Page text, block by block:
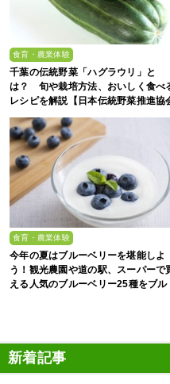
食育・農業体験
千葉の伝統野菜「ハグラウリ」と
は？ 旬や栽培方法、おいしく食べ
レシピを解説【日本伝統野菜推進協
食育・農業体験
今年の夏はブルーベリーを堪能しよ
う！観光農園や道の駅、スーパーで
える人気のブルーベリー25種をブル
新着記事